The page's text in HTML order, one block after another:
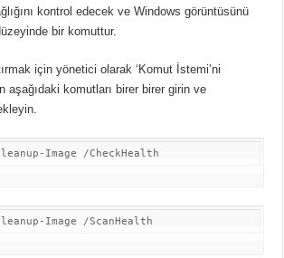
kontrol edecek ve Windows görüntüsünü
bir komuttur.
için yönetici olarak ‘Komut İstemi’ni
aşağıdaki komutları birer birer girin ve
Image /CheckHealth
Image /ScanHealth